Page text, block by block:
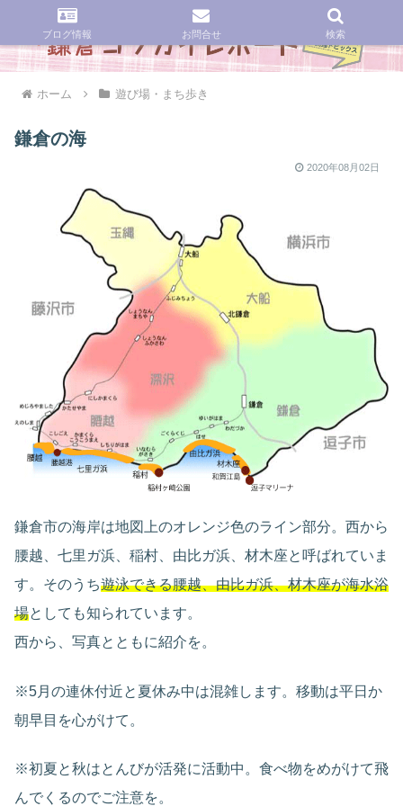
ホーム 遊び場・まち歩き
鎌倉の海
2020年08月02日
鎌倉市の海岸は地図上のオレンジ色のライン部分。西から
腰越、七里ガ浜、稲村、由比ガ浜、材木座と呼ばれていま
す。そのうち遊泳できる腰越、由比ガ浜、材木座が海水浴
場としても知られています。
西から、写真とともに紹介を。
※5月の連休付近と夏休み中は混雑します。移動は平日か
朝早目を心がけて。
※初夏と秋はとんびが活発に活動中。食べ物をめがけて飛
んでくるのでご注意を。
ブログ情報 お問合せ 検索